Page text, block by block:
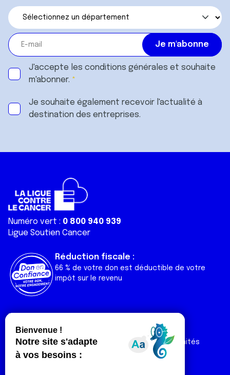
J'accepte les conditions générales et souhaite
m'abonner.
Je souhaite également recevoir l'actualité à
destination des entreprises.
Numéro vert : 0 800 940 939
Ligue Soutien Cancer
Réduction fiscale :
66 % de votre don est déductible de votre
impôt sur le revenu
Liens utiles
Nos actualités
Nos publications
Contact
Espace Ligue & comités
Espace chercheur